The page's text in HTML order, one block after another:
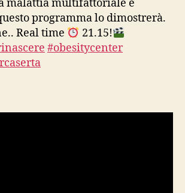
malattia multifattoriale e
programma lo dimostrerà.
Real time
21.15!
#obesitycenter